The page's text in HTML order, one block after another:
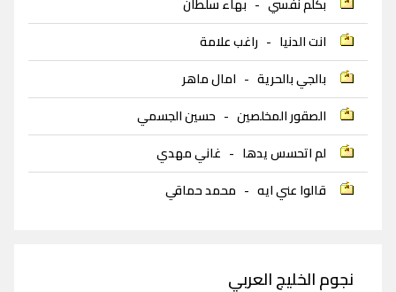
انت الدنيا - راغب علامة
بالجي بالحرية - امال ماهر
الصقور المخلصين - حسين الجسمي
لم اتحسس يدها - غاني مهدي
قالوا عني ايه - محمد حماقي
نجوم الخليج العربي